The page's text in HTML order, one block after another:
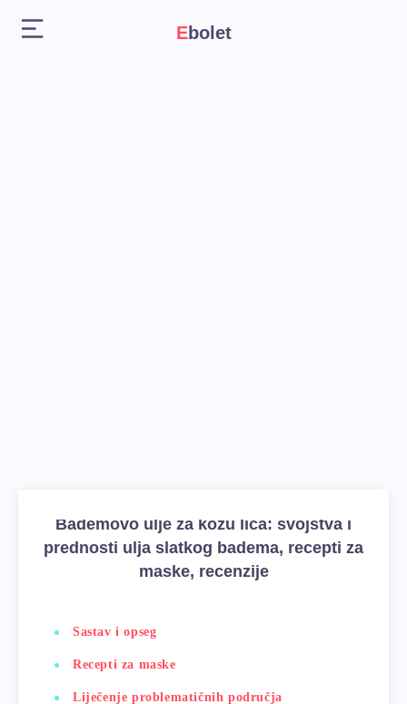
Ebolet
Bademovo ulje za kožu lica: svojstva i
prednosti ulja slatkog badema, recepti za
maske, recenzije
Sastav i opseg
Recepti za maske
Liječenje problematičnih područja